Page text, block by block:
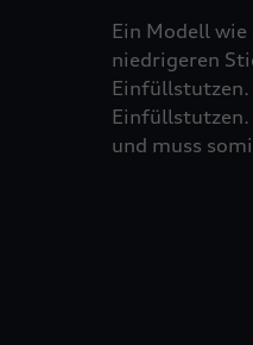
Ein Modell wie
niedrigeren
Einfüllstutzen.
und muss